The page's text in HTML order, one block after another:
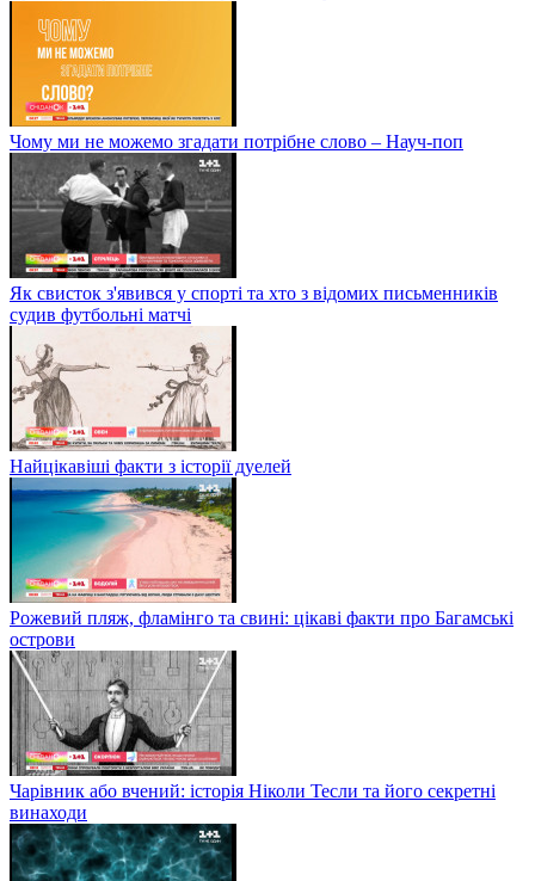
Чому ми не можемо згадати потрібне слово – Науч-поп
Як свисток з'явився у спорті та хто з відомих письменників
судив футбольні матчі
Найцікавіші факти з історії дуелей
Рожевий пляж, фламінго та свині: цікаві факти про Багамські
острови
Чарівник або вчений: історія Ніколи Тесли та його секретні
винаходи